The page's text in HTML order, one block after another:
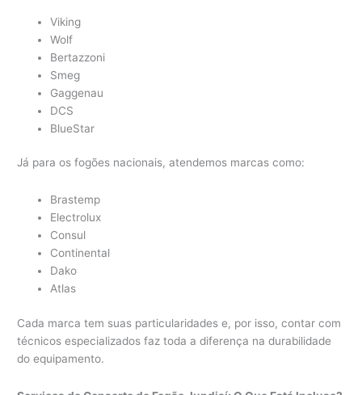
Viking
Wolf
Bertazzoni
Smeg
Gaggenau
DCS
BlueStar
Já para os fogões nacionais, atendemos marcas como:
Brastemp
Electrolux
Consul
Continental
Dako
Atlas
Cada marca tem suas particularidades e, por isso, contar com
técnicos especializados faz toda a diferença na durabilidade
do equipamento.